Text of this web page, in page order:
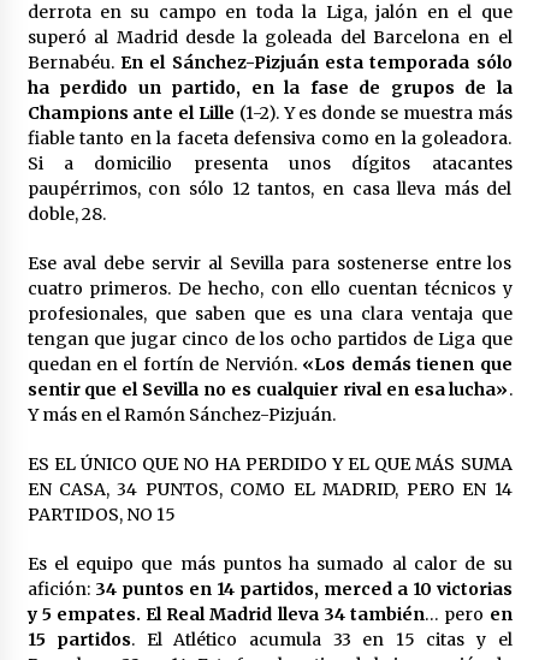
derrota en su campo en toda la Liga, jalón en el que
superó al Madrid desde la goleada del Barcelona en el
Bernabéu. En el Sánchez-Pizjuán esta temporada sólo
ha perdido un partido, en la fase de grupos de la
Champions ante el Lille (1-2). Y es donde se muestra más
fiable tanto en la faceta defensiva como en la goleadora.
Si a domicilio presenta unos dígitos atacantes
paupérrimos, con sólo 12 tantos, en casa lleva más del
doble, 28.
Ese aval debe servir al Sevilla para sostenerse entre los
cuatro primeros. De hecho, con ello cuentan técnicos y
profesionales, que saben que es una clara ventaja que
tengan que jugar cinco de los ocho partidos de Liga que
quedan en el fortín de Nervión. «Los demás tienen que
sentir que el Sevilla no es cualquier rival en esa lucha».
Y más en el Ramón Sánchez-Pizjuán.
ES EL ÚNICO QUE NO HA PERDIDO Y EL QUE MÁS SUMA
EN CASA, 34 PUNTOS, COMO EL MADRID, PERO EN 14
PARTIDOS, NO 15
Es el equipo que más puntos ha sumado al calor de su
afición: 34 puntos en 14 partidos, merced a 10 victorias
y 5 empates. El Real Madrid lleva 34 también… pero en
15 partidos. El Atlético acumula 33 en 15 citas y el